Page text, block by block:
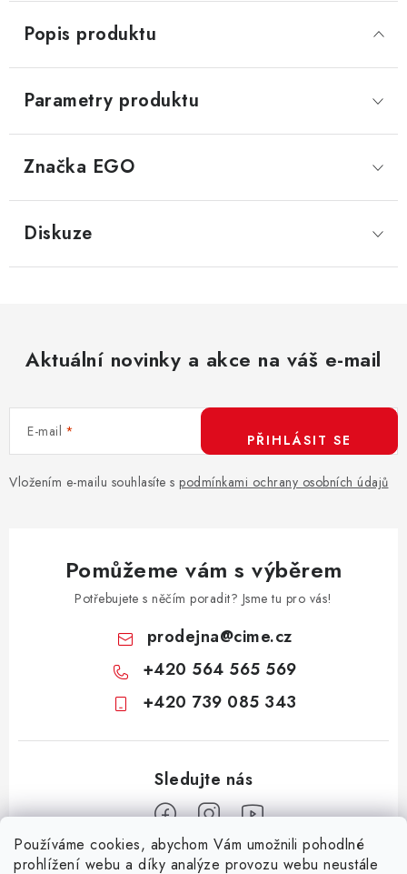
Používáme cookies, abychom Vám umožnili pohodlné
prohlížení webu a díky analýze provozu webu neustále
Popis produktu
Parametry produktu
Značka EGO
Diskuze
Aktuální novinky a akce na váš e-mail
E-mail
Vložením e-mailu souhlasíte s podmínkami ochrany osobních údajů
PŘIHLÁSIT SE
Pomůžeme vám s výběrem
Potřebujete s něčím poradit? Jsme tu pro vás!
prodejna@cime.cz
+420 564 565 569
+420 739 085 343